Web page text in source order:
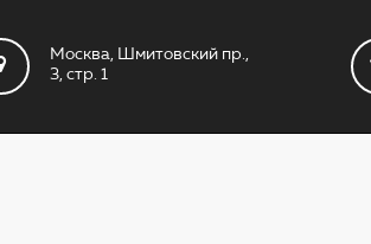
Москва, Шмитовский пр.,
3, стр. 1